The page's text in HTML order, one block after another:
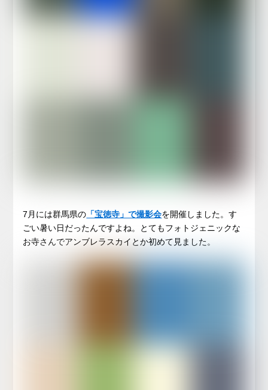
7月には群馬県の 「宝徳寺」で撮影会を開催しました。す
ごい暑い日だったんですよね。とてもフォトジェニックな
お寺さんでアンブレラスカイとか初めて見ました。